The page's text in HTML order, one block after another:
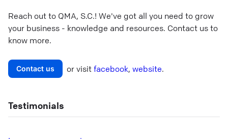
Reach out to QMA, S.C.! We've got all you need to grow
your business - knowledge and resources. Contact us to
know more.
Contact us or visit facebook, website.
Testimonials